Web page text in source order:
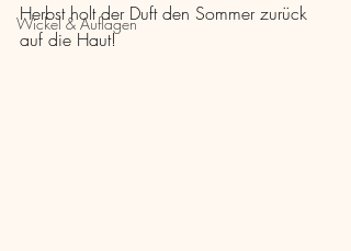
Wickel & Auflagen
Herbst holt der Duft den Sommer zurück
auf die Haut!